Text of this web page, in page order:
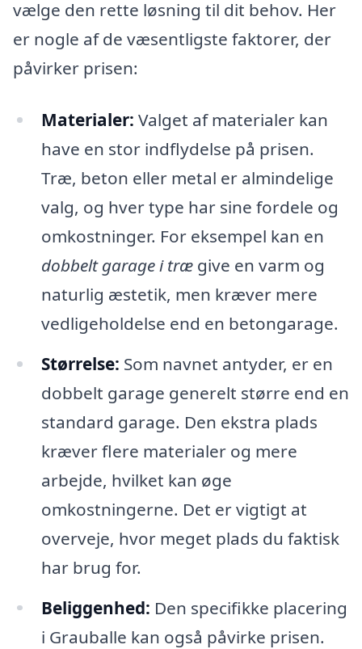
vælge den rette løsning til dit behov. Her
er nogle af de væsentligste faktorer, der
påvirker prisen:
Materialer: Valget af materialer kan
have en stor indflydelse på prisen.
Træ, beton eller metal er almindelige
valg, og hver type har sine fordele og
omkostninger. For eksempel kan en
dobbelt garage i trægive en varm og
naturlig æstetik, men kræver mere
vedligeholdelse end en betongarage.
Størrelse: Som navnet antyder, er en
dobbelt garage generelt større end en
standard garage. Den ekstra plads
kræver flere materialer og mere
arbejde, hvilket kan øge
omkostningerne. Det er vigtigt at
overveje, hvor meget plads du faktisk
har brug for.
Beliggenhed: Den specifikke placering
i Grauballe kan også påvirke prisen.